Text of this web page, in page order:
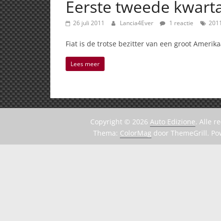
Eerste tweede
26 juli 2011 Lancia4Ever 1 reactie 2011
Fiat is de trotse bezitter van een groot
Lees meer
Copyright © 2026 Auto Edizione. Alle
Thema: ColorMag door ThemeGrill.